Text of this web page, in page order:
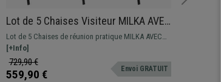
Lot de 5 Chaises Visiteur MILKA AVEC
TABLETTE, Élégantes et Polyvalentes,
Empilables, Piètement Noir, Blanc
Lot de 5 Chaises de réunion pratique MILKA AVEC
TABLETTE, structure en acier noir, assise et dossier
en polypropylène
[+Info]
729,90 €
559,90 € Envoi GRATUIT